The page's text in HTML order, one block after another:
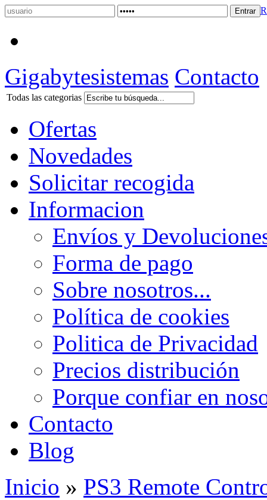
Gigabytesistemas Contacto
Todas las categorias
Ofertas
Novedades
Solicitar recogida
Informacion
Envíos y
Forma de pago
Sobre nosotros...
Política de cookies
Politica de Privacidad
Precios distribución
Porque confiar en
Contacto
Blog
Inicio » PS3 Remote